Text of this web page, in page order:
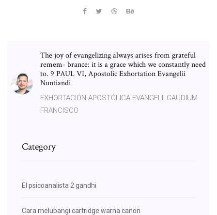
The joy of evangelizing always arises from grateful
remem- brance: it is a grace which we constantly need
to. 9 PAUL VI, Apostolic Exhortation Evangelii
Nuntiandi
EXHORTACIÓN APOSTÓLICA EVANGELII GAUDIUM
FRANCISCO
Category
El psicoanalista 2 gandhi
Cara melubangi cartridge warna canon